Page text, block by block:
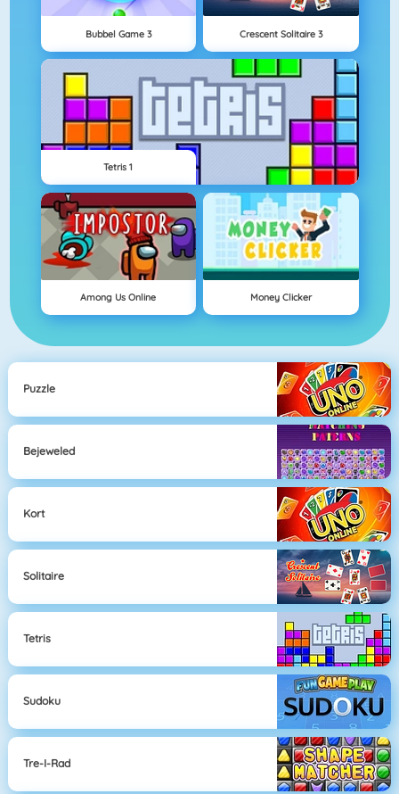
Bubbel Game 3 Crescent Solitaire 3
Tetris 1
Among Us Online Money Clicker
Puzzle
Bejeweled
Kort
Solitaire
Tetris
Sudoku
Tre-I-Rad